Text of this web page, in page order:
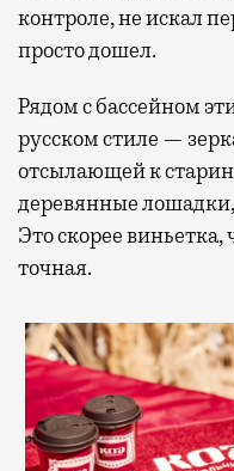
контроле, не искал
просто дошел.
Рядом с бассейном
русском стиле —
отсылающей к
деревянные
Это скорее
точная.